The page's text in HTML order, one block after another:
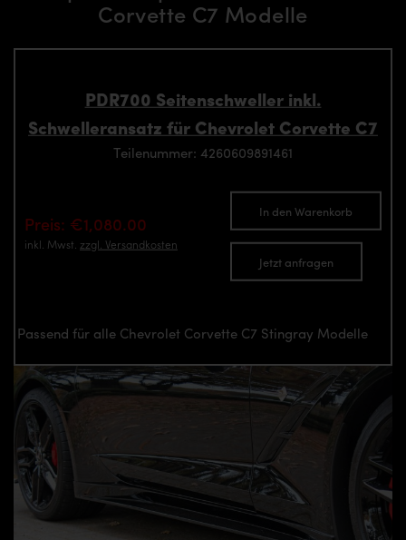
Corvette C7 Modelle
PDR700 Seitenschweller inkl.
Schwelleransatz für Chevrolet Corvette C7
Teilenummer: 4260609891461
Preis: €1,080.00
inkl. Mwst. zzgl. Versandkosten
In den Warenkorb
Jetzt anfragen
Passend für alle Chevrolet Corvette C7 Stingray Modelle